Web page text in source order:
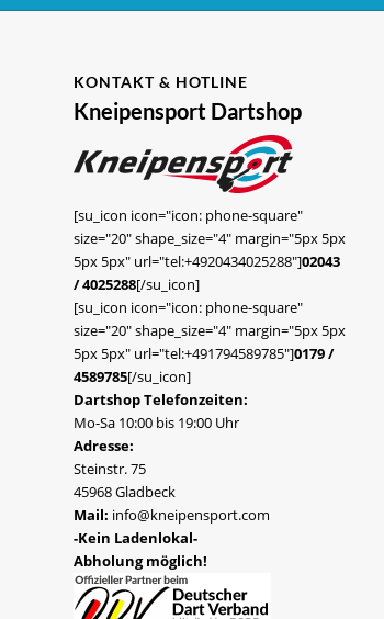
KONTAKT & HOTLINE
Kneipensport Dartshop
[su_icon icon="icon: phone-square"
size="20" shape_size="4" margin="5px 5px
5px 5px" url="tel:+4920434025288"]02043
/ 4025288[/su_icon]
[su_icon icon="icon: phone-square"
size="20" shape_size="4" margin="5px 5px
5px 5px" url="tel:+491794589785"]0179 /
4589785[/su_icon]
Dartshop Telefonzeiten:
Mo-Sa 10:00 bis 19:00 Uhr
Adresse:
Steinstr. 75
45968 Gladbeck
Mail: info@kneipensport.com
-Kein Ladenlokal-
Abholung möglich!